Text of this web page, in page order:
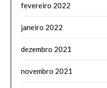
fevereiro 2022
janeiro 2022
dezembro 2021
novembro 2021